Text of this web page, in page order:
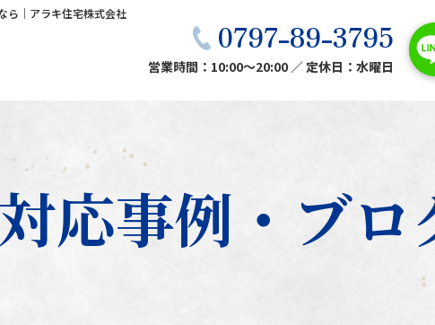
ら｜アラキ住宅株式会社
0797-89-3795
営業時間：10:00〜20:00 ／ 定休日：水曜日
対応事例・ブロ